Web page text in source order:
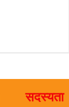
सदस्यता